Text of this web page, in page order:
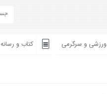
ورزشی و سرگرمی کتاب و رسانه